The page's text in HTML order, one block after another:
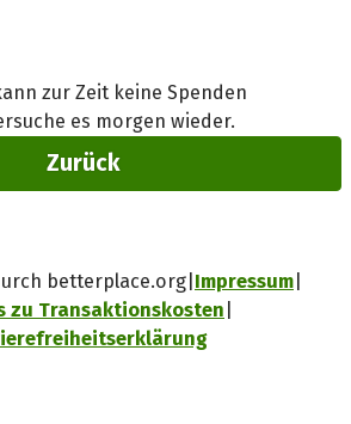
zur Zeit keine Spenden
es morgen wieder.
Zurück
betterplace.org Impressum
zu Transaktionskosten